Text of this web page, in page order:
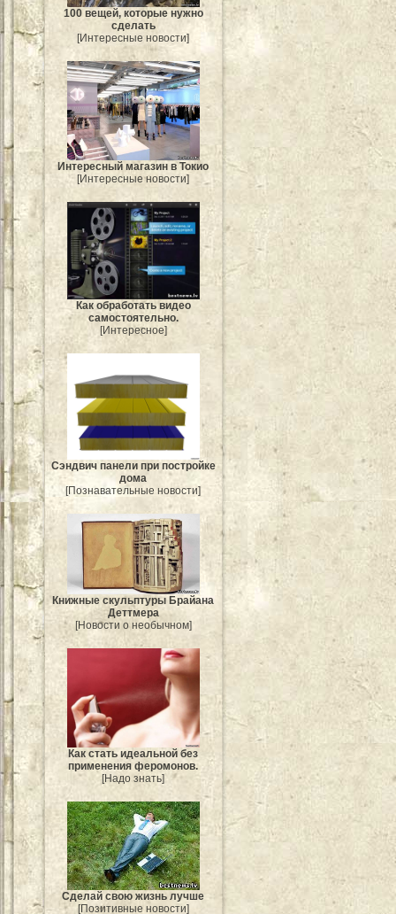
100 вещей, которые нужно
сделать
[Интересные новости]
Интересный магазин в Токио
[Интересные новости]
Как обработать видео
самостоятельно.
[Интересное]
Сэндвич панели при постройке
дома
[Познавательные новости]
Книжные скульптуры Брайана
Деттмера
[Новости о необычном]
Как стать идеальной без
применения феромонов.
[Надо знать]
Сделай свою жизнь лучше
[Позитивные новости]